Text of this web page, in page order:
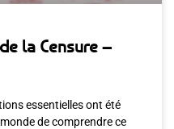
la Censure –
essentielles ont été
de comprendre ce